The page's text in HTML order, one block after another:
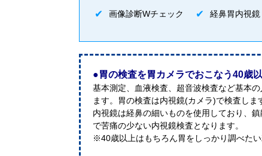
画像診断Wチェック 経鼻胃内視鏡
●胃の検査を胃カメラでおこなう40歳
基本測定、血液検査、超音波検査など基本
ます。胃の検査は内視鏡(カメラ)で検査しま
内視鏡は経鼻の細いものを使用しており、
で苦痛の少ない内視鏡検査となります。
※40歳以上はもちろん胃をしっかり調べた